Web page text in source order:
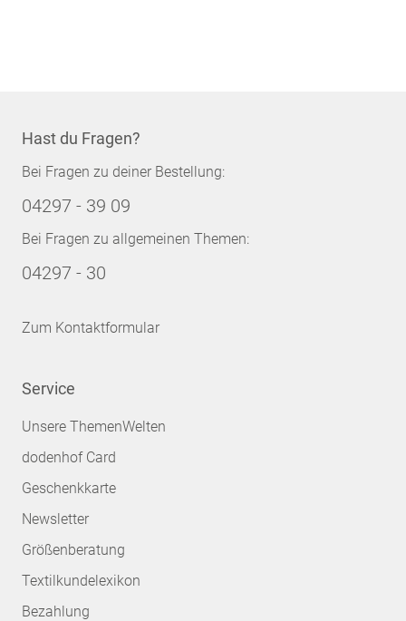
Hast du Fragen?
Bei Fragen zu deiner Bestellung:
04297 - 39 09
Bei Fragen zu allgemeinen Themen:
04297 - 30
Zum Kontaktformular
Service
Unsere ThemenWelten
dodenhof Card
Geschenkkarte
Newsletter
Größenberatung
Textilkundelexikon
Bezahlung